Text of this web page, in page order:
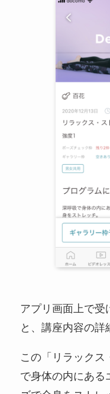
アプリ画面上で受
と、講座内容の詳
この「リラックス
で身体の内にある